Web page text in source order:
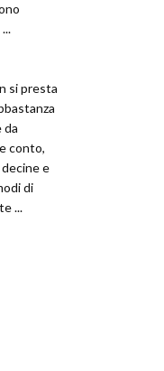
si presta
da
conto,
e
di
...